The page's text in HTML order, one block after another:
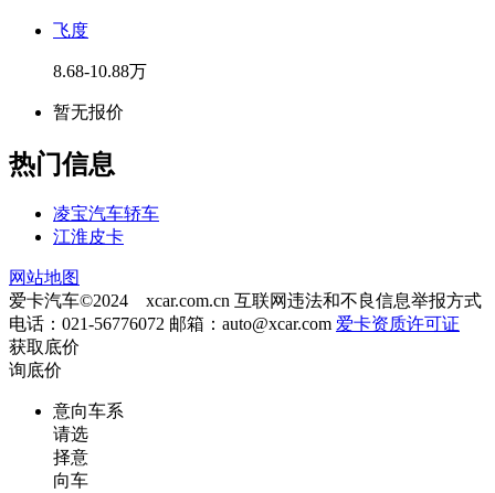
飞度
8.68-10.88万
暂无报价
热门信息
凌宝汽车轿车
江淮皮卡
网站地图
爱卡汽车©2024 xcar.com.cn 互联网违法和不良信息举报方式
电话：021-56776072 邮箱： auto@xcar.com 爱卡资质许可证
获取底价
询底价
意向车系
请选
择意
向车